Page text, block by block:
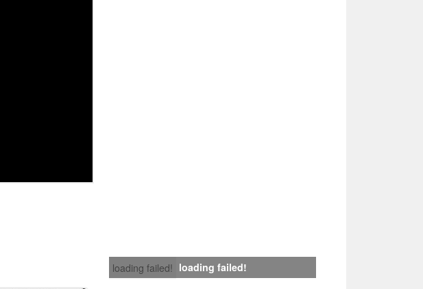
loading failed! loading failed!